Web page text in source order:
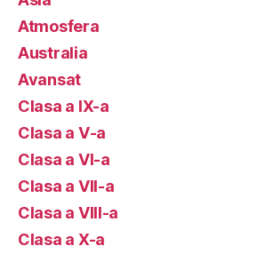
Atmosfera
Australia
Avansat
Clasa a IX-a
Clasa a V-a
Clasa a VI-a
Clasa a VII-a
Clasa a VIII-a
Clasa a X-a